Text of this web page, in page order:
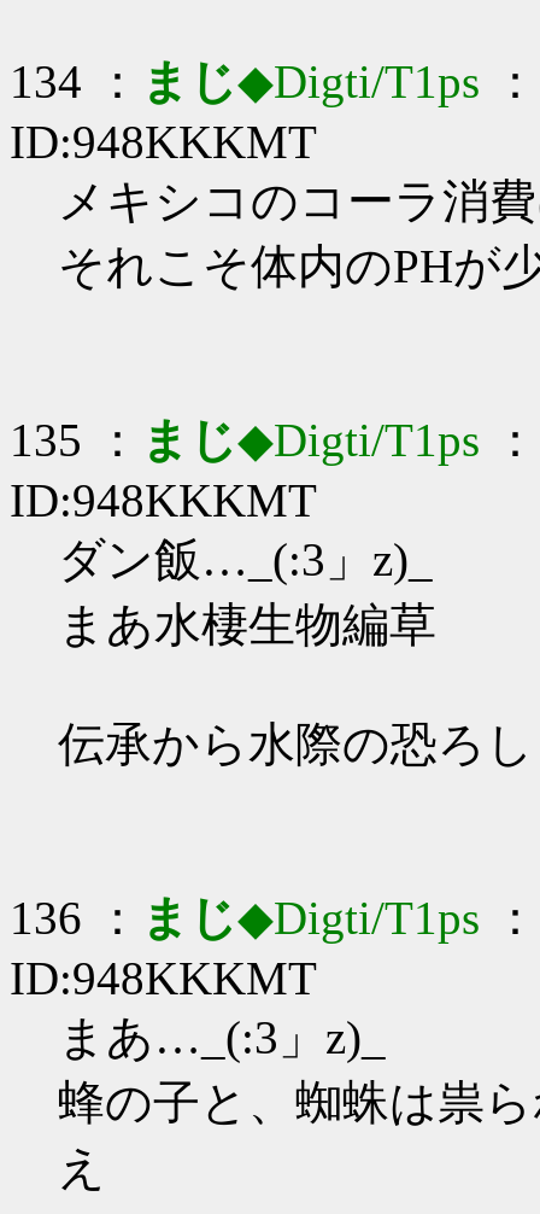
134 ： まじ◆Digti/T1ps
ID:948KKKMT
メキシコのコーラ消
それこそ体内のPHが
135 ： まじ◆Digti/T1ps
ID:948KKKMT
ダン飯…_(:3」z)_
まあ水棲生物編草
伝承から水際の恐ろ
136 ： まじ◆Digti/T1ps
ID:948KKKMT
まあ…_(:3」z)_
蜂の子と、蜘蛛は祟
え